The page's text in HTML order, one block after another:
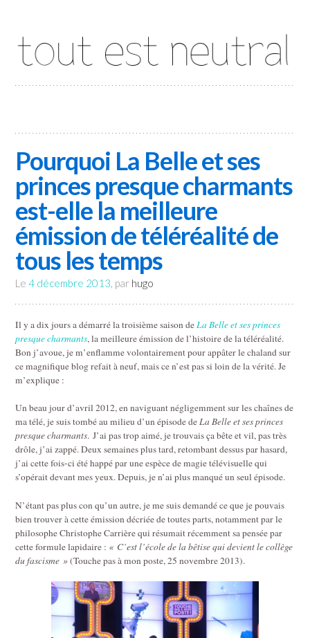
Pourquoi La Belle et ses
princes presque charmants
est-elle la meilleure
émission de téléréalité de
tous les temps
Le4 décembre 2013, par hugo
Il y a dix jours a démarré la troisième saison deLa Belle et ses princes
presque charmants, la meilleure émission de l’histoire de la téléréalité.
Bon j’avoue, je m’enflamme volontairement pour appâter le chaland sur
ce magnifique blog refait à neuf, mais ce n’est pas si loin de la vérité. Je
m’explique :
Un beau jour d’avril 2012, en naviguant négligemment sur les chaînes de
ma télé, je suis tombé au milieu d’un épisode deLa Belle et ses princes
presque charmants. J’ai pas trop aimé, je trouvais ça bête et vil, pas très
drôle, j’ai zappé. Deux semaines plus tard, retombant dessus par hasard,
j’ai cette fois-ci été happé par une espèce de magie télévisuelle qui
s’opérait devant mes yeux. Depuis, je n’ai plus manqué un seul épisode.
N’étant pas plus con qu’un autre, je me suis demandé ce que je pouvais
bien trouver à cette émission décriée de toutes parts, notamment par le
philosophe Christophe Carrière qui résumait récemment sa pensée par
cette formule lapidaire : « C’est l’école de la bêtise qui devient le collège
du fascisme » (Touche pas à mon poste, 25 novembre 2013).